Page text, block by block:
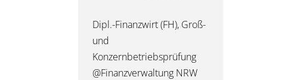
Dipl.-Finanzwirt (FH), Groß-
und
Konzernbetriebsprüfung
@Finanzverwaltung NRW